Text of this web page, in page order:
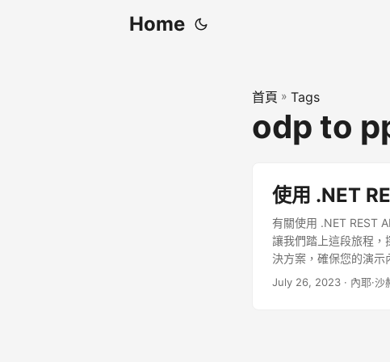
Home
首頁 » Tags
odp to
使用 .NET
有關使用 .NET REST
讓我們踏上這段旅程，
決方案，確保您的演示
July 26, 2023 · 內耶·